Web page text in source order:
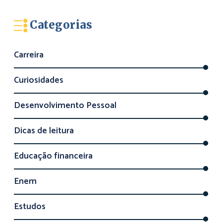
Categorias
Carreira
Curiosidades
Desenvolvimento Pessoal
Dicas de leitura
Educação financeira
Enem
Estudos